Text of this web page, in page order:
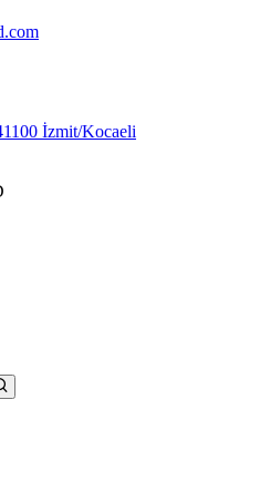
İzmit/Kocaeli